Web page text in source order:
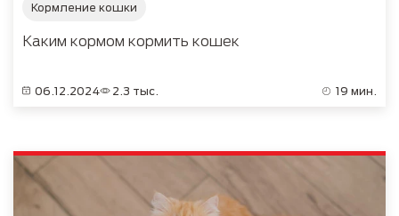
Кормление кошки
Каким кормом кормить кошек
06.12.2024 2.3 тыс. 19 мин.